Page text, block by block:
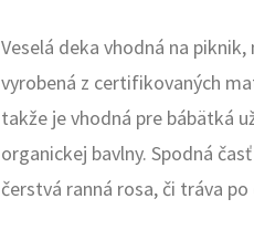
Veselá deka vhodná na
vyrobená z certifikovaných
takže je vhodná pre bábätká
organickej bavlny. Spodná
čerstvá ranná rosa, či tráva